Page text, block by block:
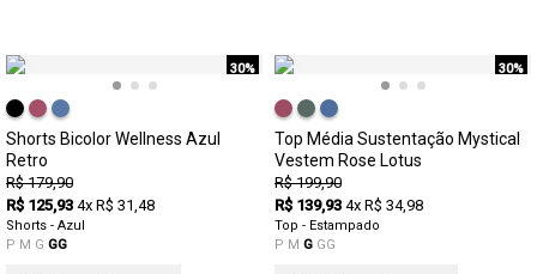
30%
Shorts Bicolor Wellness Azul
Retro
R$ 179,90
R$ 125,93 4x R$ 31,48
Shorts - Azul
P M G GG
30%
Top Média Sustentação Mystical
Vestem Rose Lotus
R$ 199,90
R$ 139,93 4x R$ 34,98
Top - Estampado
P M G GG